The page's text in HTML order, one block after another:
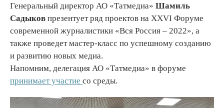
Генеральный директор АО «Татмедиа» Шамиль
Садыков презентует ряд проектов на XXVI Форуме
современной журналистики «Вся Россия – 2022», а
также проведет мастер-класс по успешному созданию
и развитию новых медиа.
Напомним, делегация АО «Татмедиа» в форуме
принимает участие со среды.